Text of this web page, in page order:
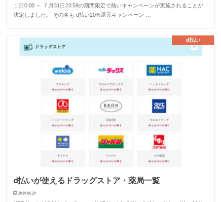
１日0:00 ～ ７月31日23:59の期間限定で熱いキャンペーンが実施されることが
決定しました。 その名も d払い20%還元キャンペーン …
d払い
d払いが使えるドラッグストア・薬局一覧
2019.06.29